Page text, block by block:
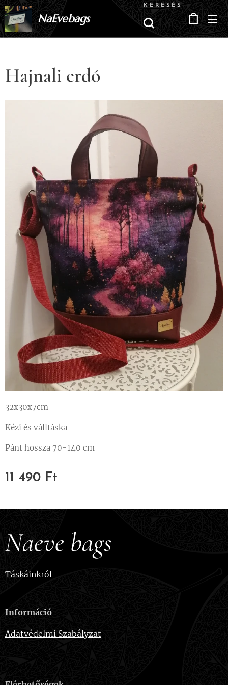
NaEvebags
KERESÉS
Hajnali erdó
32x30x7cm
Kézi és válltáska
Pánt hossza 70-140 cm
11 490 Ft
Naeve bags
Táskáinkról
Információ
Adatvédelmi Szabályzat